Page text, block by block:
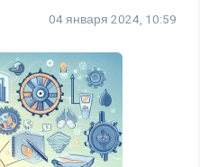
04 января 2024, 10:59